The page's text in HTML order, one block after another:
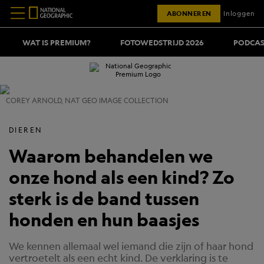
WAT IS PREMIUM? FOTOWEDSTRIJD 2026
ABONNEREN Inloggen
COREY ARNOLD, NAT GEO IMAGE COLLECTION
DIEREN
Waarom behandelen we
onze hond als een kind? Zo
sterk is de band tussen
honden en hun baasjes
We kennen allemaal wel iemand die zijn of haar hond
vertroetelt als een echt kind. De verklaring is te